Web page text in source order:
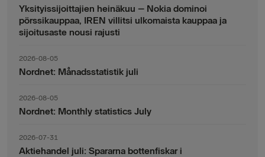
Yksityissijoittajien heinäkuu – Nokia dominoi
pörssikauppaa, IREN villitsi ulkomaista kauppaa ja
sijoitusaste nousi rajusti
2026-08-05
Nordnet: Månadsstatistik juli
2026-08-05
Nordnet: Monthly statistics July
2026-07-31
Aktiehandel juli: Spararna bottenfiskar i